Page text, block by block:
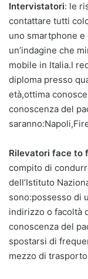
Intervistatori: le
contattare tutti
uno smartphone
un’indagine che
mobile in Italia.I
diploma presso
età,ottima
conoscenza del
Rilevatori face to
compito di
dell’Istituto
sono:possesso di
indirizzo o facoltà
conoscenza del
spostarsi di
mezzo di